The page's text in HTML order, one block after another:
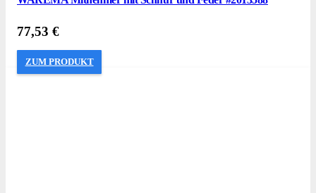
77,53 €
ZUM PRODUKT